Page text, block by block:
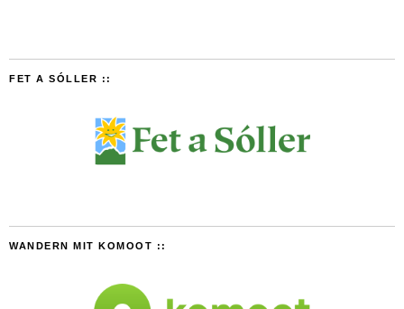
FET A SÓLLER ::
WANDERN MIT KOMOOT ::